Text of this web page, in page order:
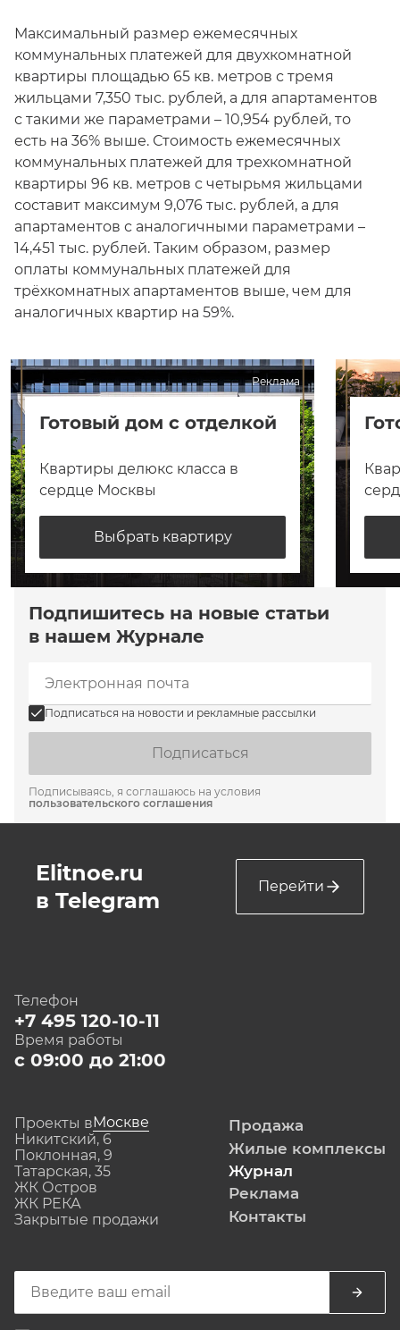
Максимальный размер ежемесячных
коммунальных платежей для двухкомнатной
квартиры площадью 65 кв. метров с тремя
жильцами 7,350 тыс. рублей, а для апартаментов
с такими же параметрами – 10,954 рублей, то
есть на 36% выше. Стоимость ежемесячных
коммунальных платежей для трехкомнатной
квартиры 96 кв. метров с четырьмя жильцами
составит максимум 9,076 тыс. рублей, а для
апартаментов с аналогичными параметрами –
14,451 тыс. рублей. Таким образом, размер
оплаты коммунальных платежей для
трёхкомнатных апартаментов выше, чем для
аналогичных квартир на 59%.
Реклама
Готовый дом с отделкой
Квартиры делюкс класса в
сердце Москвы
Выбрать квартиру
Подпишитесь на новые статьи
в нашем Журнале
Подписаться на новости и рекламные рассылки
Подписаться
Подписываясь, я соглашаюсь на условия
пользовательского соглашения
Elitnoe.ru
в Telegram
Перейти
Телефон
+7 495 120-10-11
Время работы
с 09:00 до 21:00
Проекты вМоскве
Никитский, 6
Поклонная, 9
Татарская, 35
ЖК Остров
ЖК РЕКА
Закрытые продажи
Продажа
Жилые комплексы
Журнал
Реклама
Контакты